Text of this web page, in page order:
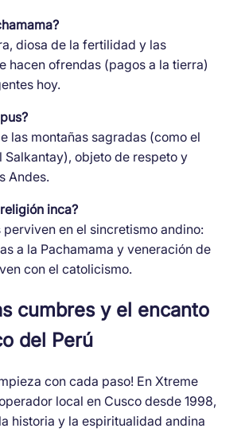
diosa de la fertilidad y las
hacen ofrendas (pagos a la tierra)
hoy.
las montañas sagradas (como el
Salkantay), objeto de respeto y
Andes.
inca?
perviven en el sincretismo andino:
a la Pachamama y veneración de
con el catolicismo.
cumbres y el encanto
del Perú
con cada paso! En Xtreme
local en Cusco desde 1998,
historia y la espiritualidad andina